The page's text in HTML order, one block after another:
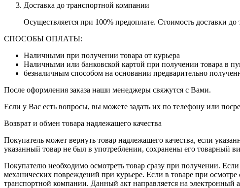
Доставка до транспортной компании
Осуществляется при 100% предоплате. Стоимость доставки
СПОСОБЫ ОПЛАТЫ:
Наличными при получении товара от курьера
Наличными или банковской картой при получении товара в
безналичным способом на основании предварительно
После оформления заказа наши менеджеры свяжутся с Вами.
Если у Вас есть вопросы, вы можете задать их по телефону или
Возврат и обмен товара надлежащего качества
Покупатель может вернуть товар надлежащего качества, если
указанный товар не был в употреблении, сохранены его товарный
Покупателю необходимо осмотреть товар сразу при получении.
механических повреждений при курьере. Если в товаре при
транспортной компании. Данный акт направляется на электронный